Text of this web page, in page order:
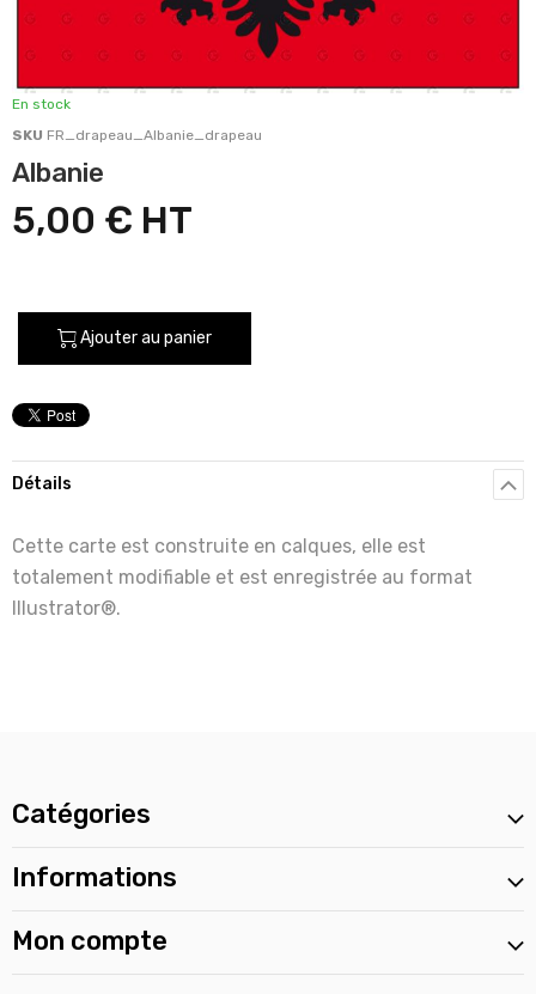
En stock
SKU FR_drapeau_Albanie_drapeau
Albanie
5,00 €
Ajouter au panier
Détails
Cette carte est construite en calques, elle est
totalement modifiable et est enregistrée au format
Illustrator®.
Catégories
Informations
Mon compte